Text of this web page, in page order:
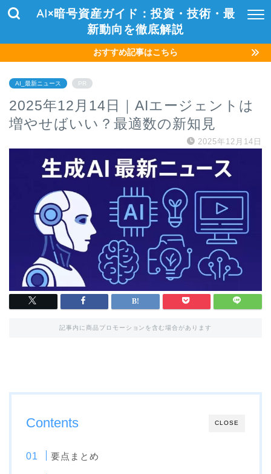
AI×暗号資産ガイド：投資・技術・最
新動向を徹底解説
おすすめ記事はこちら
AI_最新ニュース PR
2025年12月14日｜AIエージェントは
増やせばいい？最適数の新知見
2025年12月14日
記事内に商品プロモーションを含む場合があります
CLOSE
Contents
要点まとめ